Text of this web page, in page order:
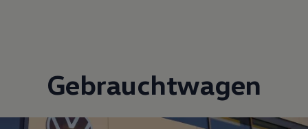
Gebrauchtwagen